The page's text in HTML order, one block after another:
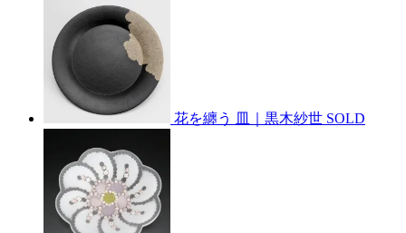
花を纏う 皿｜黒木紗世 SOLD